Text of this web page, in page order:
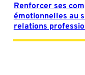
Renforcer ses
émotionnelles au
relations